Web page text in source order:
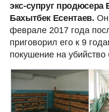
экс-супруг продюсера
Бахытбек Есентаев. Он
феврале 2017 года
приговорил его к 9
покушение на